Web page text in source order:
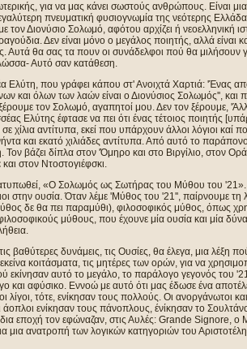
για να μας κάνει σωστούς ανθρώπους. Είναι
πνευματική φυσιογνωμία της νεότερης
τον Διονύσιο Σολωμό, αφότου αρχίζει ή νεοελληνική
Δεν είναι μόνο ο μεγάλος ποιητής, αλλά είναι
Αυτά θα σας τα πουν οι συνάδελφοι πού θα μιλήσουν
Αυτό σαν κατάθεση.
που γράφει κάπου στ' Ανοιχτά Χαρτιά: 'Ένας
και όλων των λαών είναι ο Διονύσιος Σολωμός'', και
τον Σολωμό, αγαπητοί μου. Δεν τον ξέρουμε,
Ελύτης έφτασε να πει ότι ένας τέτοιος ποιητής
χίλια αντίτυπα, εκεί που υπάρχουν άλλοι λόγιοι καί
και εκατό χιλιάδες αντίτυπα. Από αυτό το παράπονο
βάζει δίπλα στον 'Όμηρο και στο Βιργίλιο, στον
στον Ντοστογιέφσκι.
«Ο Σολωμός ως Σωτήρας του Μύθου του '21».
στην ουσία. Όταν λέμε 'Μύθος του '21'', παίρνουμε
δε θα πει παραμύθι), φιλοσοφικός μύθος, όπως
μύθους, που έχουνε μία ουσία και μία
βαθύτερες δυνάμεις, τις Ουσίες, θα έλεγα, μια λέξη
κοιτάσματα, τις μητέρες των ορών, για να
εκίνησαν αυτό το μεγάλο, το παράλογο γεγονός του
και αφύσικο. Εννοώ με αυτό ότι μας έδωσε ένα
λίγοι, τότε, ενίκησαν τους πολλούς. Oι ανοργάνωτοι
ενίκησαν τους πάνοπλους, ένίκησαν το
εποχή τον εφώναζαν, στις Αυλές: Grande Signore, ο
ανατροπή των λογικών κατηγοριών του Αριστοτέλη.